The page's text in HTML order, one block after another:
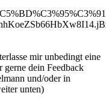
mir unbedingt eine
gerne dein Feedback
und/oder in
unten)